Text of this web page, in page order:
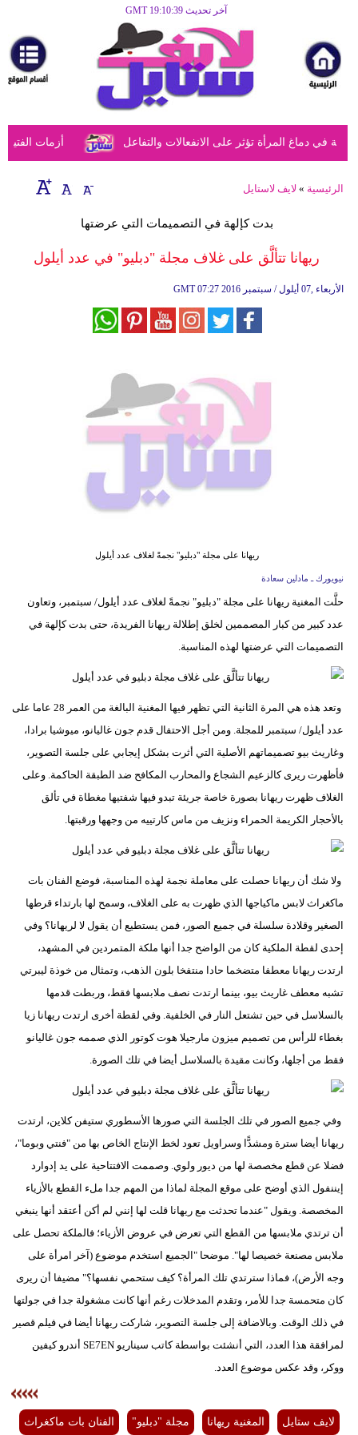
آخر تحديث GMT 19:10:39
مرأة
أزياء
أزياء
إسلاميةأزمات دماغ المرأة تؤثر على الانفعالات والتفاعل
الرئيسية » لايف لاستايل
بدت كإلهة في التصميمات التي عرضتها
ريهانا تتألَّق على غلاف مجلة "دبليو" في عدد أيلول
GMT 07:27 2016 الأربعاء ,07 أيلول / سبتمبر
ريهانا على مجلة "دبليو" نجمةً لغلاف عدد أيلول
نيويورك ـ مادلين سعادة
حلَّت المغنية ريهانا على مجلة "دبليو" نجمةً لغلاف عدد أيلول/ سبتمبر، وتعاون
عدد كبير من كبار المصممين لخلق إطلالة ريهانا الفريدة، حتى بدت كإلهة في
التصميمات التي عرضتها لهذه المناسبة.
وتعد هذه هي المرة الثانية التي تظهر فيها المغنية البالغة من العمر 28 عاما على
عدد أيلول/ سبتمبر للمجلة. ومن أجل الاحتفال قدم جون غاليانو، ميوشيا برادا،
وغاريث بيو تصميماتهم الأصلية التي أثرت بشكل إيجابي على جلسة التصوير،
فأظهرت ريرى كالزعيم الشجاع والمحارب المكافح ضد الطبقة الحاكمة. وعلى
الغلاف ظهرت ريهانا بصورة خاصة جريئة تبدو فيها شفتيها مغطاة في تألق
بالأحجار الكريمة الحمراء ونزيف من ماس كارتييه من وجهها ورقبتها.
ولا شك أن ريهانا حصلت على معاملة نجمة لهذه المناسبة، فوضع الفنان بات
ماكغراث لابس ماكياجها الذي ظهرت به على الغلاف، وسمح لها بارتداء قرطها
الصغير وقلادة سلسلة في جميع الصور، فمن يستطيع أن يقول لا لريهانا؟ وفي
إحدى لقطة الملكية كان من الواضح جدا أنها ملكة المتمردين في المشهد،
ارتدت ريهانا معطفا متضخما حادا منتفخا بلون الذهب، وتمثال من خوذة ليبرتي
تشبه معطف غاريث بيو، بينما ارتدت نصف ملابسها فقط، وربطت قدمها
بالسلاسل في حين تشتعل النار في الخلفية. وفي لقطة أخرى ارتدت ريهانا زيا
بغطاء للرأس من تصميم ميزون مارجيلا هوت كوتور الذي صممه جون غاليانو
فقط من أجلها، وكانت مقيدة بالسلاسل أيضا في تلك الصورة.
وفي جميع الصور في تلك الجلسة التي صورها الأسطوري ستيفن كلاين، ارتدت
ريهانا أيضا سترة ومشدًّا وسراويل تعود لخط الإنتاج الخاص بها من "فنتي وبوما"،
فضلا عن قطع مخصصة لها من ديور ولوي. وصممت الافتتاحية على يد إدوارد
إيننفول الذي أوضح على موقع المجلة لماذا من المهم جدا ملء القطع بالأزياء
المخصصة. ويقول "عندما تحدثت مع ريهانا قلت لها إنني لم أكن أعتقد أنها ينبغي
أن ترتدي ملابسها من القطع التي تعرض في عروض الأزياء؛ فالملكة تحصل على
ملابس مصنعة خصيصا لها". موضحا "الجميع استخدم موضوع (آخر امرأة على
وجه الأرض)، فماذا سترتدي تلك المرأة؟ كيف ستحمي نفسها؟" مضيفا أن ريرى
كان متحمسة جدا للأمر، وتقدم المدخلات رغم أنها كانت مشغولة جدا في جولتها
في ذلك الوقت. وبالاضافة إلى جلسة التصوير، شاركت ريهانا أيضا في فيلم قصير
لمرافقة هذا العدد، التي أنشئت بواسطة كاتب سيناريو SE7EN أندرو كيفين
ووكر، وقد عكس موضوع العدد.
لايف ستايل المغنية ريهانا مجلة "دبليو" الفنان بات ماكغراث